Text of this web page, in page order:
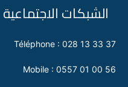
الشبكات الاجتماعية
Téléphone : 028 13 33 37
Mobile : 0557 01 00 56